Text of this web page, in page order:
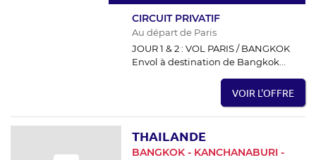
CIRCUIT PRIVATIF
Au départ de Paris
JOUR 1 & 2 : VOL PARIS / BANGKOK
Envol à destination de Bangkok...
VOIR L'OFFRE
THAILANDE
BANGKOK - KANCHANABURI -